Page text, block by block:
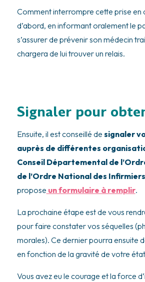
Comment interrompre cette prise en
d’abord, en informant oralement le
s’assurer de prévenir son médecin
chargera de lui trouver un relais.
Signaler pour
Ensuite, il est conseillé de signaler
auprès de différentes
Conseil Départemental de
de l’Ordre National des
propose un formulaire à remplir.
La prochaine étape est de vous
pour faire constater vos séquelles
morales). Ce dernier pourra ensuite
en fonction de la gravité de votre
Vous avez eu le courage et la force